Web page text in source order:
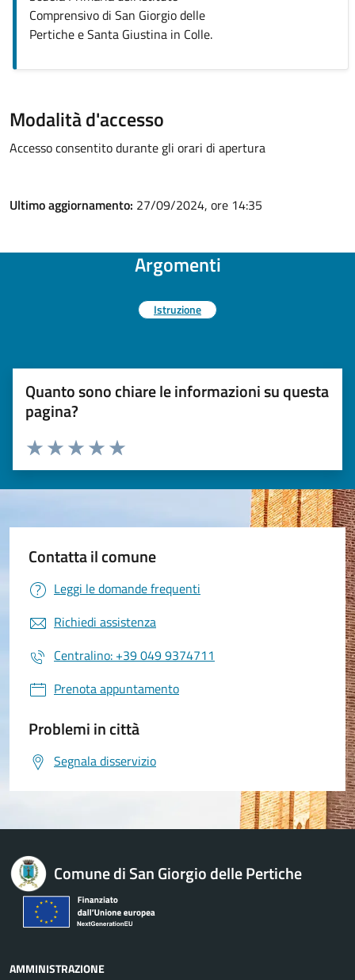
Comprensivo di San Giorgio delle
Pertiche e Santa Giustina in Colle.
Modalità d'accesso
Accesso consentito durante gli orari di apertura
Ultimo aggiornamento: 27/09/2024, ore 14:35
Argomenti
Istruzione
Quanto sono chiare le informazioni su questa
pagina?
Valuta 5 stelle su 5
Valuta 4 stelle su 5
Valuta 3 stelle su 5
Valuta 2 stelle su 5
Valuta 1 stelle su 5
Contatta il comune
Leggi le domande frequenti
Richiedi assistenza
Centralino: +39 049 9374711
Prenota appuntamento
Problemi in città
Segnala disservizio
Comune di San Giorgio delle Pertiche
AMMINISTRAZIONE